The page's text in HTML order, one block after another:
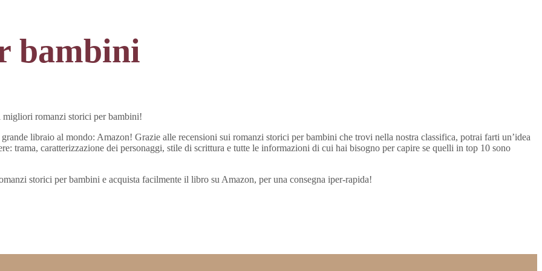
bambini
migliori romanzi storici per bambini!
libraio al mondo: Amazon! Grazie alle recensioni sui romanzi storici per bambini che trovi nella nostra classifica, potrai farti un’idea
trama, caratterizzazione dei personaggi, stile di scrittura e tutte le informazioni di cui hai bisogno per capire se quelli in top 10 sono
storici per bambini e acquista facilmente il libro su Amazon, per una consegna iper-rapida!